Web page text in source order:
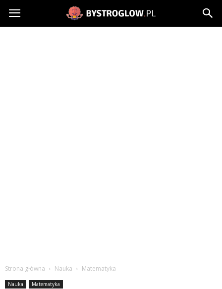
Bystroglow.pl
Strona główna Nauka Matematyka
Nauka Matematyka